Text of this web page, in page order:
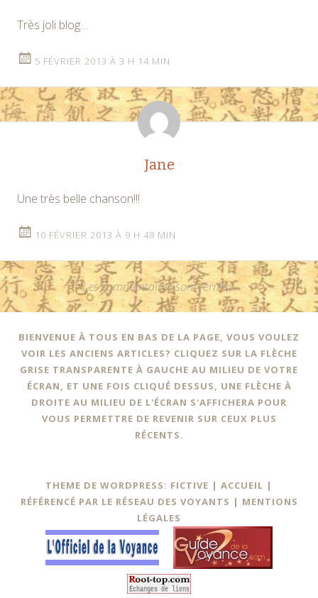
Très joli blog…
5 FÉVRIER 2013 À 3 H 14 MIN
Jane
Une très belle chanson!!!
10 FÉVRIER 2013 À 9 H 48 MIN
Les commentaires sont fermés.
BIENVENUE À TOUS EN BAS DE LA PAGE, VOUS VOULEZ
VOIR LES ANCIENS ARTICLES? CLIQUEZ SUR LA FLÈCHE
GRISE TRANSPARENTE À GAUCHE AU MILIEU DE VOTRE
ÉCRAN, ET UNE FOIS CLIQUÉ DESSUS, UNE FLÈCHE À
DROITE AU MILIEU DE L'ÉCRAN S'AFFICHERA POUR
VOUS PERMETTRE DE REVENIR SUR CEUX PLUS
RÉCENTS.
THEME DE WORDPRESS: FICTIVE | ACCUEIL |
RÉFÉRENCÉ PAR LE RÉSEAU DES VOYANTS | MENTIONS
LÉGALES